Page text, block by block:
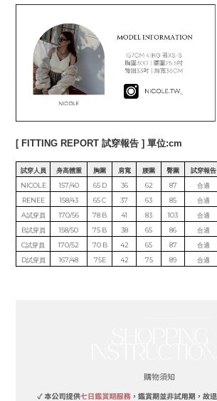
[ FITTING REPORT 試穿報告 ] 單位:cm
試穿人員 身高體重 胸圍 肩寬 腰圍 臀圍
試穿報告
NICOLE
157/40 65 D 36 62 87
合適
RENEE
158/43 65 C 37 63 85
合適
A試穿員
170/56 78 B 41 83 103
合適
B試穿員
158/50 75 B 38 65 86
合適
C試穿員
170/52 70 B 42 65 87
合適
D試穿員
167/48 75E 42 75 89 合適